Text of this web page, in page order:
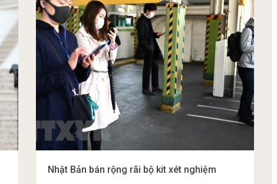
Nhật Bản bán rộng rãi bộ kit xét nghiệm